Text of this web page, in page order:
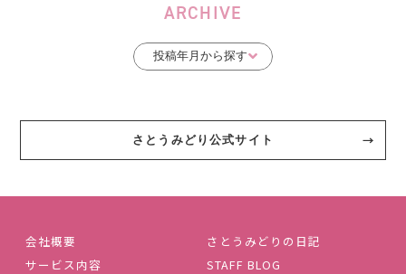
ARCHIVE
さとうみどり公式サイト
会社概要
サービス内容
さとうみどりの日記
STAFF BLOG